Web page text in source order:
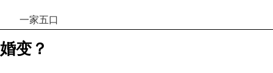
一家五口
婚变？